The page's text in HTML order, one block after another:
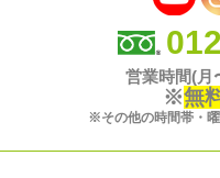
営業時間(月
※無
※その他の時間帯・曜